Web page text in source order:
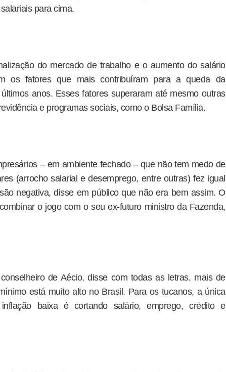
para cima.
do mercado de trabalho e o aumento do salário
os fatores que mais contribuíram para a queda da
anos. Esses fatores superaram até mesmo outras
e programas sociais, como o Bolsa Família.
– em ambiente fechado – que não tem medo de
(arrocho salarial e desemprego, entre outras) fez igual
negativa, disse em público que não era bem assim. O
o jogo com o seu ex-futuro ministro da Fazenda,
de Aécio, disse com todas as letras, mais de
está muito alto no Brasil. Para os tucanos, a única
baixa é cortando salário, emprego, crédito e